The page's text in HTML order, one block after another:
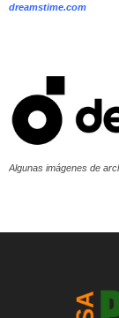
dreamstime.com
Algunas imágenes de